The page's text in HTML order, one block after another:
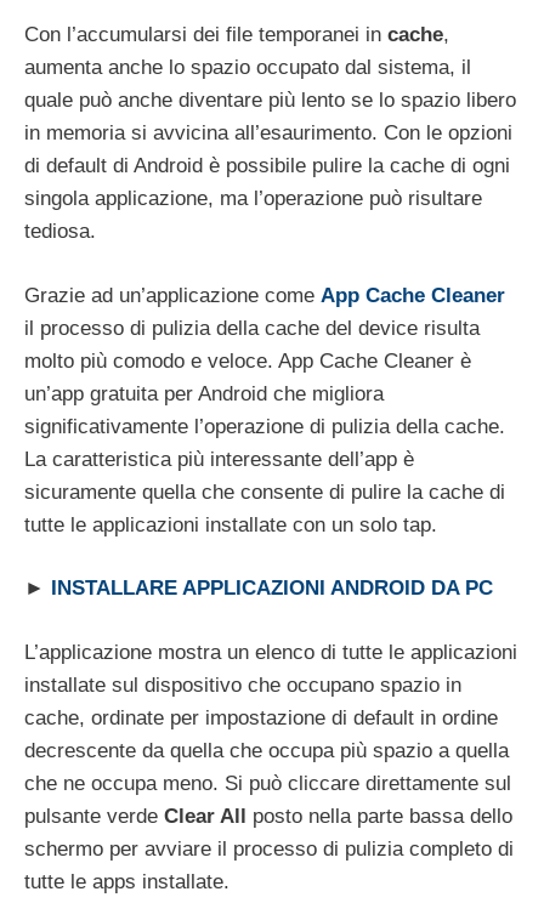
Con l’accumularsi dei file temporanei in cache,
aumenta anche lo spazio occupato dal sistema, il
quale può anche diventare più lento se lo spazio libero
in memoria si avvicina all’esaurimento. Con le opzioni
di default di Android è possibile pulire la cache di ogni
singola applicazione, ma l’operazione può risultare
tediosa.
Grazie ad un’applicazione come App Cache Cleaner
il processo di pulizia della cache del device risulta
molto più comodo e veloce. App Cache Cleaner è
un’app gratuita per Android che migliora
significativamente l’operazione di pulizia della cache.
La caratteristica più interessante dell’app è
sicuramente quella che consente di pulire la cache di
tutte le applicazioni installate con un solo tap.
► INSTALLARE APPLICAZIONI ANDROID DA PC
L’applicazione mostra un elenco di tutte le applicazioni
installate sul dispositivo che occupano spazio in
cache, ordinate per impostazione di default in ordine
decrescente da quella che occupa più spazio a quella
che ne occupa meno. Si può cliccare direttamente sul
pulsante verde Clear All posto nella parte bassa dello
schermo per avviare il processo di pulizia completo di
tutte le apps installate.